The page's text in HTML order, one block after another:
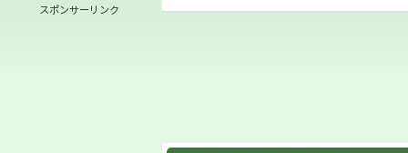
スポンサーリンク